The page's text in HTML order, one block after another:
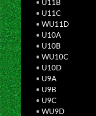
• U11B
• U11C
• WU11D
• U10A
• U10B
• WU10C
• U10D
• U9A
• U9B
• U9C
• WU9D